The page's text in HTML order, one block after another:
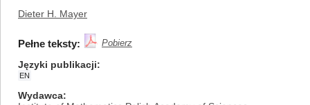
Dieter H. Mayer
Pełne teksty: Pobierz
Języki publikacji
EN
Wydawca